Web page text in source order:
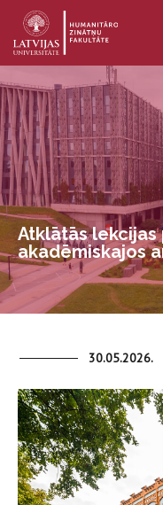
Atklātās lekcijas
akadēmiskajos
30.05.2026.